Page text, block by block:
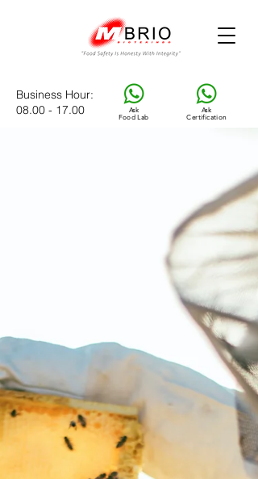
Ask
Food Lab
Ask
Certification
Business Hour:
08.00 - 17.00